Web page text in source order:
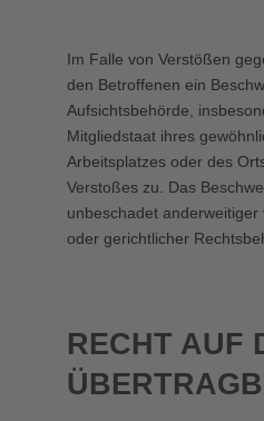
Im Falle von Verstößen
den Betroffenen ein
Aufsichtsbehörde,
Mitgliedstaat ihres
Arbeitsplatzes oder des
Verstoßes zu. Das
unbeschadet
oder gerichtlicher
RECHT AUF